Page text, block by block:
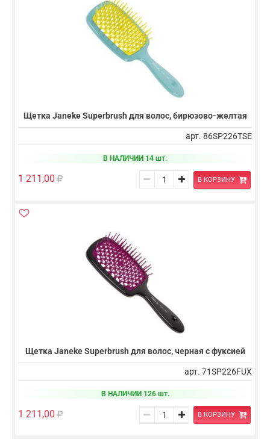
Щетка Janeke Superbrush для волос, бирюзово-желтая
арт. 86SP226TSE
В НАЛИЧИИ 14 шт.
1 211,00 В КОРЗИНУ
Щетка Janeke Superbrush для волос, черная с фуксией
арт. 71SP226FUX
В НАЛИЧИИ 126 шт.
1 211,00 В КОРЗИНУ